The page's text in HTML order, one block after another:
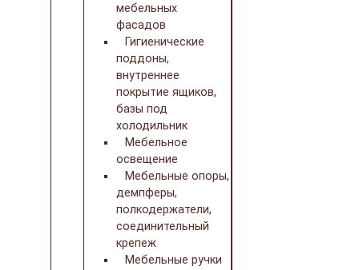
мебельных
фасадов
Гигиенические
поддоны,
внутреннее
покрытие ящиков,
базы под
холодильник
Мебельное
освещение
Мебельные опоры,
демпферы,
полкодержатели,
соединительный
крепеж
Мебельные ручки